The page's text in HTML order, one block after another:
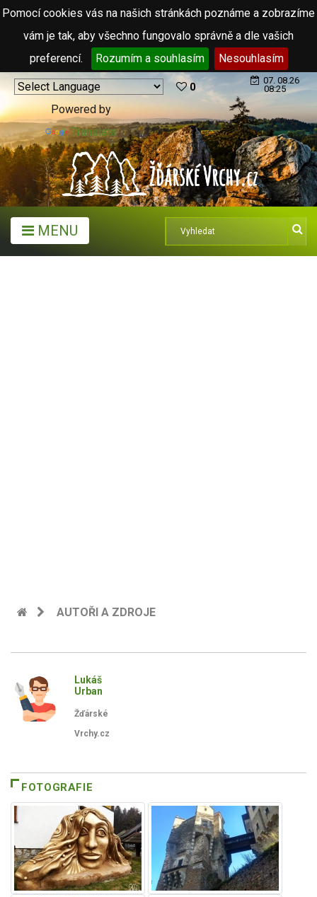
Pomocí cookies vás na našich stránkách poznáme a zobrazíme
vám je tak, aby všechno fungovalo správně a dle vašich
preferencí.
Rozumím a souhlasím Nesouhlasím
Powered by
Translate
0
07. 08.26
08:25
MENU
AUTOŘI A ZDROJE
Lukáš
Urban
Žďárské
Vrchy.cz
FOTOGRAFIE